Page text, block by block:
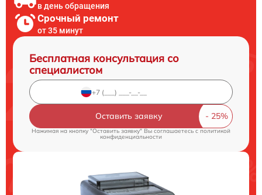
в день обращения
Срочный ремонт
от 35 минут
Бесплатная консультация со
специалистом
Оставить заявку
Нажимая на кнопку "Оставить заявку" Вы соглашаетесь cполитикой
конфиденциальности